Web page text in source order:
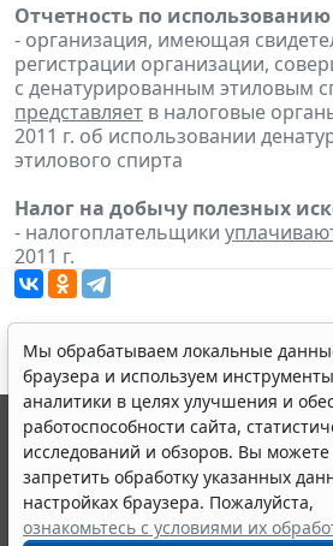
Отчетность по
- организация, имеющая
регистрации организации,
с денатурированным этиловым
представляет в налоговые
2011 г. об использовании
этилового спирта
Налог на добычу полезных
- налогоплательщики
2011 г.
Мы обрабатываем локальные
браузера и используем инструменты
аналитики в целях улучшения и
работоспособности сайта,
исследований и обзоров. Вы можете
запретить обработку указанных
настройках браузера. Пожалуйста,
ознакомьтесь с условиями их
© ООО "НПП "ГАРАНТ-СЕРВИС", 2026.
выпускается с 1990 года. Компания
являются участниками Российской
информации ГАРАНТ.